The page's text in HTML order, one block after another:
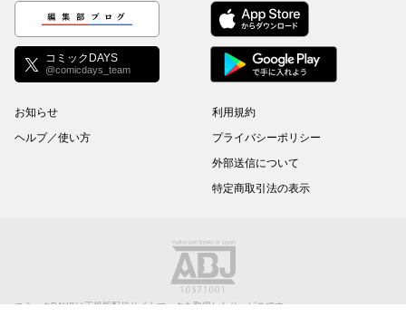
編集部ブログ
コミックDAYS
@comicdays_team
お知らせ
ヘルプ／使い方
利用規約
プライバシーポリシー
外部送信について
特定商取引法の表示
コミックDAYSは正規版配信サイトマークを取得したサービスです。